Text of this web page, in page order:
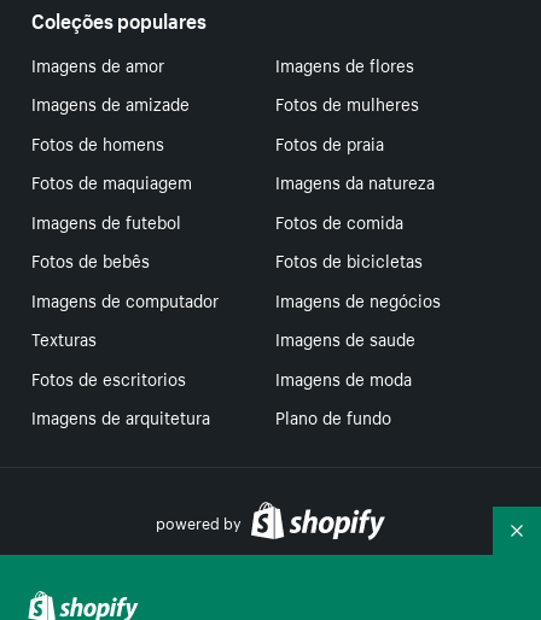
Coleções populares
Imagens de amor
Imagens de flores
Imagens de amizade
Fotos de mulheres
Fotos de homens
Fotos de praia
Fotos de maquiagem
Imagens da natureza
Imagens de futebol
Fotos de comida
Fotos de bebês
Fotos de bicicletas
Imagens de computador
Imagens de negócios
Texturas
Imagens de saude
Fotos de escritorios
Imagens de moda
Imagens de arquitetura
Plano de fundo
powered by